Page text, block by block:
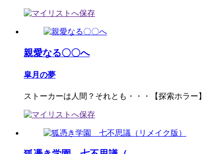
親愛なる〇〇へ
皐月の夢
ストーカーは人間？それとも・・・【探索ホラー】